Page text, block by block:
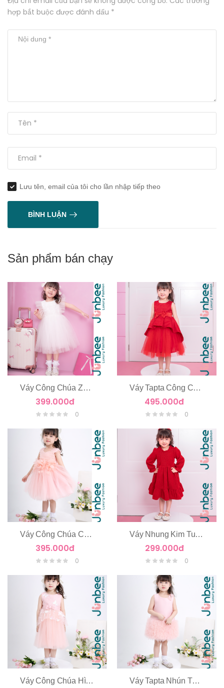
hợp bắt buộc được đánh dấu *
Lưu tên, email của tôi cho lần nhập tiếp theo
BÌNH LUẬN
Sản phẩm bán chạy
Váy Công Chúa Zen Hoa Nổi Tay Cánh Tiên
399.000đ
0
Váy Tapta Công Chúa 2 Tầng
495.000đ
0
Váy Công Chúa Chùm Hoa Eo
395.000đ
0
Váy Nhung Kim Tuyến Dài Tay
299.000đ
0
Váy Công Chúa Hình Cánh Bướm Váy Tapta Nhún Tùng Tầng Voan